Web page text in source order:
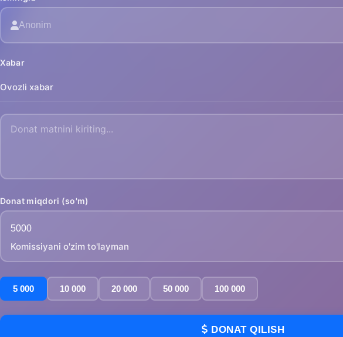
Xabar
Ovozli xabar
Donat miqdori (so'm)
Komissiyani o'zim to'layman
5 000
10 000 20 000 50 000 100 000
DONAT QILISH